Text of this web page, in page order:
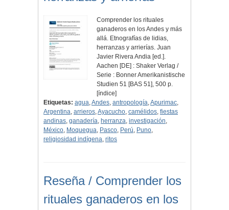
Comprender los rituales
ganaderos en los Andes y más
allá. Etnografías de lidias,
herranzas y arrierías. Juan
Javier Rivera Andia [ed.].
Aachen [DE] : Shaker Verlag /
Serie : Bonner Amerikanistische
Studien 51 [BAS 51], 500 p.
[índice]
Etiquetas: agua,Andes, antropología,Apurimac,
Argentina, arrieros,Ayacucho, camélidos, fiestas
andinas, ganadería, herranza, investigación,
México, Moquegua, Pasco, Perú, Puno,
religiosidad indígena, ritos
Reseña / Comprender los
rituales ganaderos en los